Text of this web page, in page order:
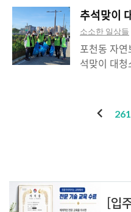
구위원회
다. 법무부
원회는 조건
상담, 교육,
청소년선도
회 前 의원
당에서 개최
서 ‘부위
前 의원은
에서 개최
장은 “경청
도당 부위원
심히 하라는
추석맞이
소소한 일상들
포천동 자
석맞이 대
집니다. 훤
시작했습이
261
인기포스트